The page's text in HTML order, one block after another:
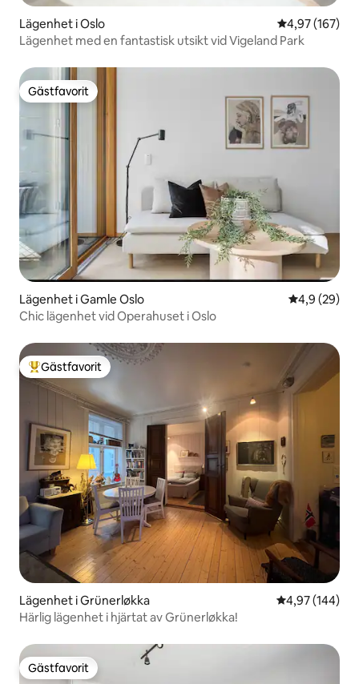
Lägenhet i Oslo 4,97 av 5 i
4,97 (167)
Lägenhet med en fantastisk utsikt vid Vigeland Park
Gästfavorit
Gästfavorit
Lägenhet i Gamle Oslo 4,9 av 5 i
4,9 (29)
Chic lägenhet vid Operahuset i Oslo
Populär gästfavorit
Gästfavorit
Lägenhet i Grünerløkka 4,97 av 5 i
4,97 (144)
Härlig lägenhet i hjärtat av Grünerløkka!
Gästfavorit
Gästfavorit